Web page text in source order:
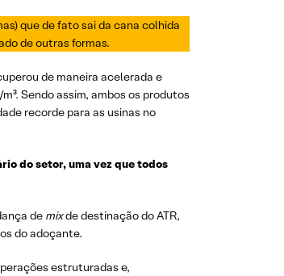
que de fato sai da cana colhida
de outras formas.
de maneira acelerada e
Sendo assim, ambos os produtos
recorde para as usinas no
do setor, uma vez que todos
de mixde destinação do ATR,
do adoçante.
estruturadas e,